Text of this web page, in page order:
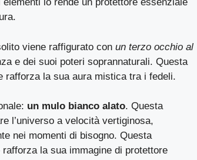
viene raffigurato con un terzo occhio al
e dei suoi poteri soprannaturali. Questa
rafforza la sua aura mistica tra i fedeli.
un mulo bianco alato. Questa
l’universo a velocità vertiginosa,
nei momenti di bisogno. Questa
la sua immagine di protettore